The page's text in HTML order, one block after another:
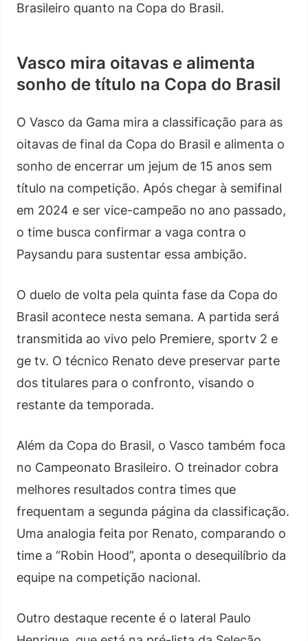
Brasileiro quanto na Copa do Brasil.
Vasco mira oitavas e alimenta
sonho de título na Copa do Brasil
O Vasco da Gama mira a classificação para as
oitavas de final da Copa do Brasil e alimenta o
sonho de encerrar um jejum de 15 anos sem
título na competição. Após chegar à semifinal
em 2024 e ser vice-campeão no ano passado,
o time busca confirmar a vaga contra o
Paysandu para sustentar essa ambição.
O duelo de volta pela quinta fase da Copa do
Brasil acontece nesta semana. A partida será
transmitida ao vivo pelo Premiere, sportv 2 e
ge tv. O técnico Renato deve preservar parte
dos titulares para o confronto, visando o
restante da temporada.
Além da Copa do Brasil, o Vasco também foca
no Campeonato Brasileiro. O treinador cobra
melhores resultados contra times que
frequentam a segunda página da classificação.
Uma analogia feita por Renato, comparando o
time a “Robin Hood”, aponta o desequilíbrio da
equipe na competição nacional.
Outro destaque recente é o lateral Paulo